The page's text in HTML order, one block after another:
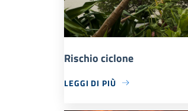
Rischio ciclone
LEGGI DI PIÙ